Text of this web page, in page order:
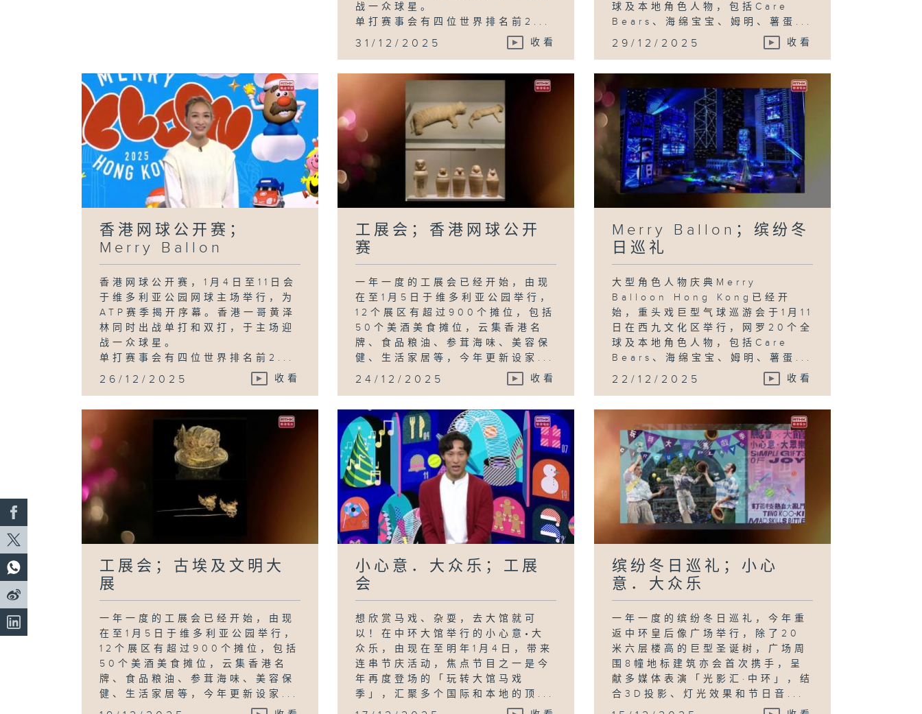
战一众球星。
单打赛事会有四位世界排名前2...
31/12/2025 收看
球及本地角色人物，包括Care
Bears、海绵宝宝、姆明、薯蛋...
29/12/2025 收看
香港网球公开赛；
Merry Ballon
香港网球公开赛，1月4日至11日会
于维多利亚公园网球主场举行，为
ATP赛季揭开序幕。香港一哥黄泽
林同时出战单打和双打，于主场迎
战一众球星。
单打赛事会有四位世界排名前2...
26/12/2025 收看
工展会；香港网球公开
赛
一年一度的工展会已经开始，由现
在至1月5日于维多利亚公园举行，
12个展区有超过900个摊位，包括
50个美酒美食摊位，云集香港名
牌、食品粮油、参茸海味、美容保
健、生活家居等，今年更新设家...
24/12/2025 收看
Merry Ballon；缤纷冬
日巡礼
大型角色人物庆典Merry
Balloon Hong Kong已经开
始，重头戏巨型气球巡游会于1月11
日在西九文化区举行，网罗20个全
球及本地角色人物，包括Care
Bears、海绵宝宝、姆明、薯蛋...
22/12/2025 收看
工展会；古埃及文明大
展
一年一度的工展会已经开始，由现
在至1月5日于维多利亚公园举行，
12个展区有超过900个摊位，包括
50个美酒美食摊位，云集香港名
牌、食品粮油、参茸海味、美容保
健、生活家居等，今年更新设家...
小心意．大众乐；工展
会
想欣赏马戏、杂耍，去大馆就可
以！在中环大馆举行的小心意•大
众乐，由现在至明年1月4日，带来
连串节庆活动，焦点节目之一是今
年再度登场的「玩转大馆马戏
季」，汇聚多个国际和本地的顶...
缤纷冬日巡礼；小心
意．大众乐
一年一度的缤纷冬日巡礼，今年重
返中环皇后像广场举行，除了20
米六层楼高的巨型圣诞树，广场周
围8幢地标建筑亦会首次携手，呈
献多媒体表演「光影汇·中环」，结
合3D投影、灯光效果和节日音...